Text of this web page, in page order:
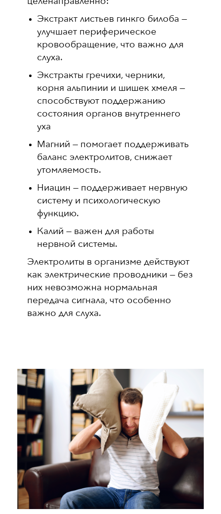
Экстракт листьев гинкго билоба —
улучшает периферическое
кровообращение, что важно для
слуха.
Экстракты гречихи, черники,
корня альпинии и шишек хмеля —
способствуют поддержанию
состояния органов внутреннего
уха
Магний — помогает поддерживать
баланс электролитов, снижает
утомляемость.
Ниацин — поддерживает нервную
систему и психологическую
функцию.
Калий — важен для работы
нервной системы.
Электролиты в организме действуют
как электрические проводники — без
них невозможна нормальная
передача сигнала, что особенно
важно для слуха.